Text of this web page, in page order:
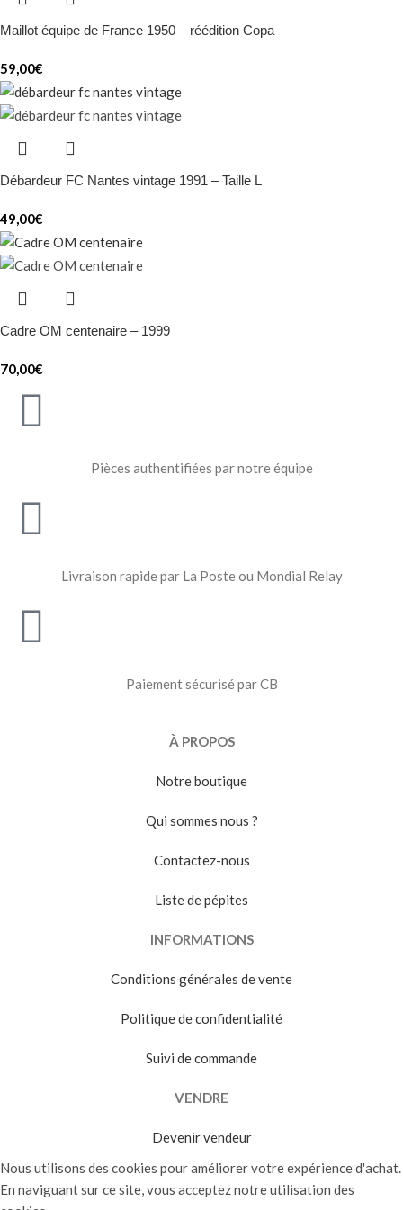
Maillot équipe de France 1950 – réédition Copa
59,00€
Débardeur FC Nantes vintage 1991 – Taille L
49,00€
Cadre OM centenaire – 1999
70,00€
Pièces authentifiées par notre équipe
Livraison rapide par La Poste ou Mondial Relay
Paiement sécurisé par CB
À PROPOS
Notre boutique
Qui sommes nous ?
Contactez-nous
Liste de pépites
INFORMATIONS
Conditions générales de vente
Politique de confidentialité
Suivi de commande
VENDRE
Devenir vendeur
Nous utilisons des cookies pour améliorer votre expérience d'achat.
En naviguant sur ce site, vous acceptez notre utilisation des